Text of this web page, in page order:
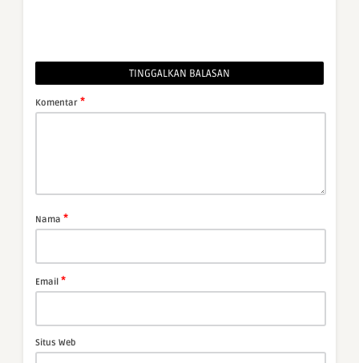
TINGGALKAN BALASAN
Komentar *
Nama *
Email *
Situs Web